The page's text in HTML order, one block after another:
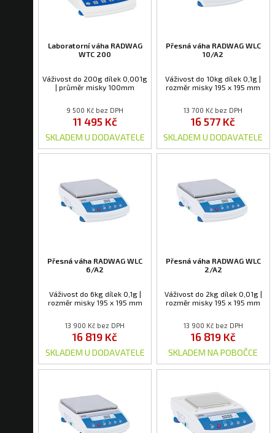
Laboratorní váha RADWAG
WTC 200
Váživost do 200g dílek 0,001g
| průměr misky 100mm
9 500 Kč bez DPH
11 495 Kč
SKLADEM U DODAVATELE
Přesná váha RADWAG WLC
10/A2
Váživost do 10kg dílek 0,1g |
rozměr misky 195 x 195 mm
13 700 Kč bez DPH
16 577 Kč
SKLADEM U DODAVATELE
Přesná váha RADWAG WLC
6/A2
Váživost do 6kg dílek 0,1g |
rozměr misky 195 x 195 mm
13 900 Kč bez DPH
16 819 Kč
SKLADEM U DODAVATELE
Přesná váha RADWAG WLC
2/A2
Váživost do 2kg dílek 0,01g |
rozměr misky 195 x 195 mm
13 900 Kč bez DPH
16 819 Kč
SKLADEM NA POBOČCE